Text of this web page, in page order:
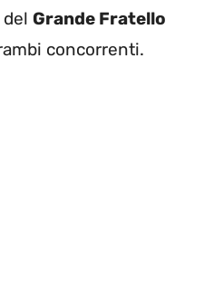
del Grande Fratello
concorrenti.